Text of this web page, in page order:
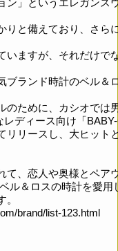
ン」というエレガンス
りと備えており、さら
いますが、それだけで
ブランド時計のベル＆
のために、カシオでは
ディース向け「
リリースし、大ヒット
て、恋人や奥様とペア
ル＆ロスの時計を愛用
brand/list-123.html